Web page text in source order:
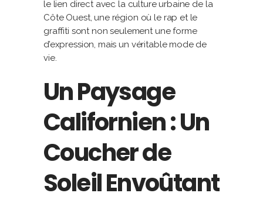
le lien direct avec la culture urbaine de la
Côte Ouest, une région où le rap et le
graffiti sont non seulement une forme
d’expression, mais un véritable mode de
vie.
Un Paysage
Californien : Un
Coucher de
Soleil Envoûtant